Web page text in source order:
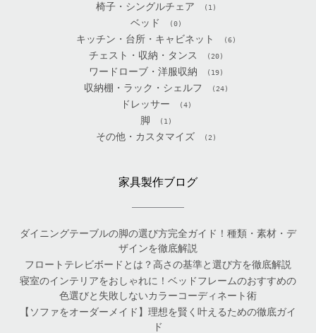
椅子・シングルチェア (1)
ベッド (0)
キッチン・台所・キャビネット (6)
チェスト・収納・タンス (20)
ワードローブ・洋服収納 (19)
収納棚・ラック・シェルフ (24)
ドレッサー (4)
脚 (1)
その他・カスタマイズ (2)
家具製作ブログ
ダイニングテーブルの脚の選び方完全ガイド！種類・素材・デ
ザインを徹底解説
フロートテレビボードとは？高さの基準と選び方を徹底解説
寝室のインテリアをおしゃれに！ベッドフレームのおすすめの
色選びと失敗しないカラーコーディネート術
【ソファをオーダーメイド】理想を賢く叶えるための徹底ガイ
ド